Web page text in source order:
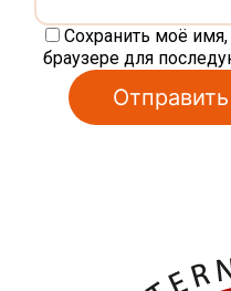
Сохранить моё
браузере для